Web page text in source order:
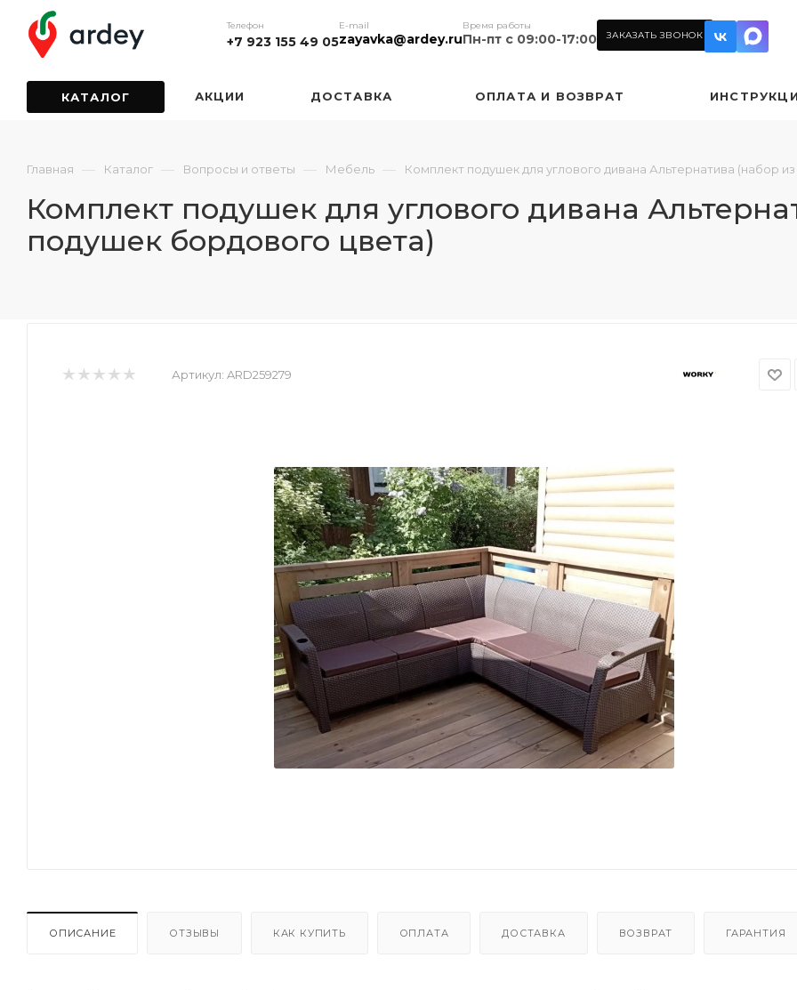
Телефон
+7 923 155 49 05
E-mail
zayavka@ardey.ru
Время работы
Пн-пт с 09:00-17:00 ЗАКАЗАТЬ ЗВОНОК
КАТАЛОГ АКЦИИ ДОСТАВКА ОПЛАТА И ВОЗВРАТ
Главная — Каталог — Вопросы и ответы — Мебель — Комплект подушек для углового дивана Альтернатива (набор
Комплект подушек для углового дивана
подушек бордового цвета)
Артикул: ARD259279
ОПИСАНИЕ ОТЗЫВЫ КАК КУПИТЬ ОПЛАТА ДОСТАВКА ВОЗВРАТ ГАРАНТИЯ